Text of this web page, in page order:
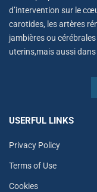
d’intervention sur le
carotides, les artères
jambières ou
uterins,mais aussi
USERFUL LINKS
Privacy Policy
Terms of Use
Cookies